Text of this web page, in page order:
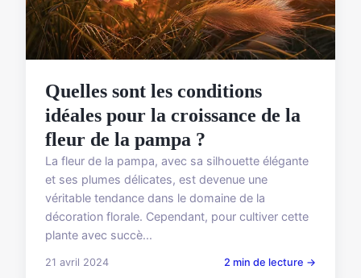
Quelles sont les conditions
idéales pour la croissance de la
fleur de la pampa ?
La fleur de la pampa, avec sa silhouette élégante
et ses plumes délicates, est devenue une
véritable tendance dans le domaine de la
décoration florale. Cependant, pour cultiver cette
plante avec succè...
21 avril 2024 2 min de lecture →